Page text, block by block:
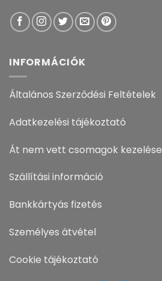
INFORMÁCIÓK
Általános Szerződési Feltételek
Adatkezelési tájékoztató
Át nem vett csomagok kezelése
Szállítási információ
Bankkártyás fizetés
Személyes átvétel
Cookie tájékoztató